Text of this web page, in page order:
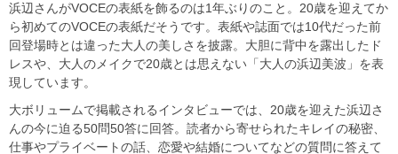
浜辺さんがVOCEの表紙を飾るのは1年ぶりのこと。20歳を迎えてか
ら初めてのVOCEの表紙だそうです。表紙や誌面では10代だった前
回登場時とは違った大人の美しさを披露。大胆に背中を露出したド
レスや、大人のメイクで20歳とは思えない「大人の浜辺美波」を表
現しています。
大ボリュームで掲載されるインタビューでは、20歳を迎えた浜辺さ
んの今に迫る50問50答に回答。読者から寄せられたキレイの秘密、
仕事やプライベートの話、恋愛や結婚についてなどの質問に答えて